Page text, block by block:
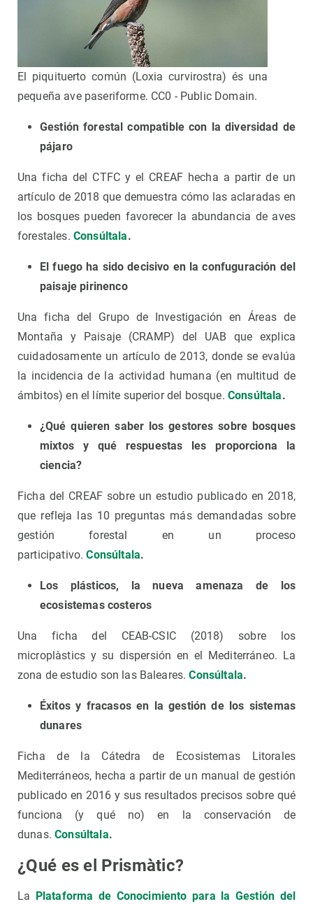
El piquituerto común (Loxia curvirostra) és una
pequeña ave paseriforme. CC0 - Public Domain.
Gestión forestal compatible con la diversidad de
pájaro
Una ficha del CTFC y el CREAF hecha a partir de un
artículo de 2018 que demuestra cómo las aclaradas en
los bosques pueden favorecer la abundancia de aves
forestales. Consúltala.
El fuego ha sido decisivo en la confuguración del
paisaje pirinenco
Una ficha del Grupo de Investigación en Áreas de
Montaña y Paisaje (CRAMP) del UAB que explica
cuidadosamente un artículo de 2013, donde se evalúa
la incidencia de la actividad humana (en multitud de
ámbitos) en el límite superior del bosque. Consúltala.
¿Qué quieren saber los gestores sobre bosques
mixtos y qué respuestas les proporciona la
ciencia?
Ficha del CREAF sobre un estudio publicado en 2018,
que refleja las 10 preguntas más demandadas sobre
gestión forestal en un proceso
participativo.Consúltala.
Los plásticos, la nueva amenaza de los
ecosistemas costeros
Una ficha del CEAB-CSIC (2018) sobre los
microplàstics y su dispersión en el Mediterráneo. La
zona de estudio son las Baleares.Consúltala.
Éxitos y fracasos en la gestión de los sistemas
dunares
Ficha de la Cátedra de Ecosistemas Litorales
Mediterráneos, hecha a partir de un manual de gestión
publicado en 2016 y sus resultados precisos sobre qué
funciona (y qué no) en la conservación de
dunas.Consúltala.
¿Qué es el Prismàtic?
La
Plataforma de Conocimiento para la Gestión del